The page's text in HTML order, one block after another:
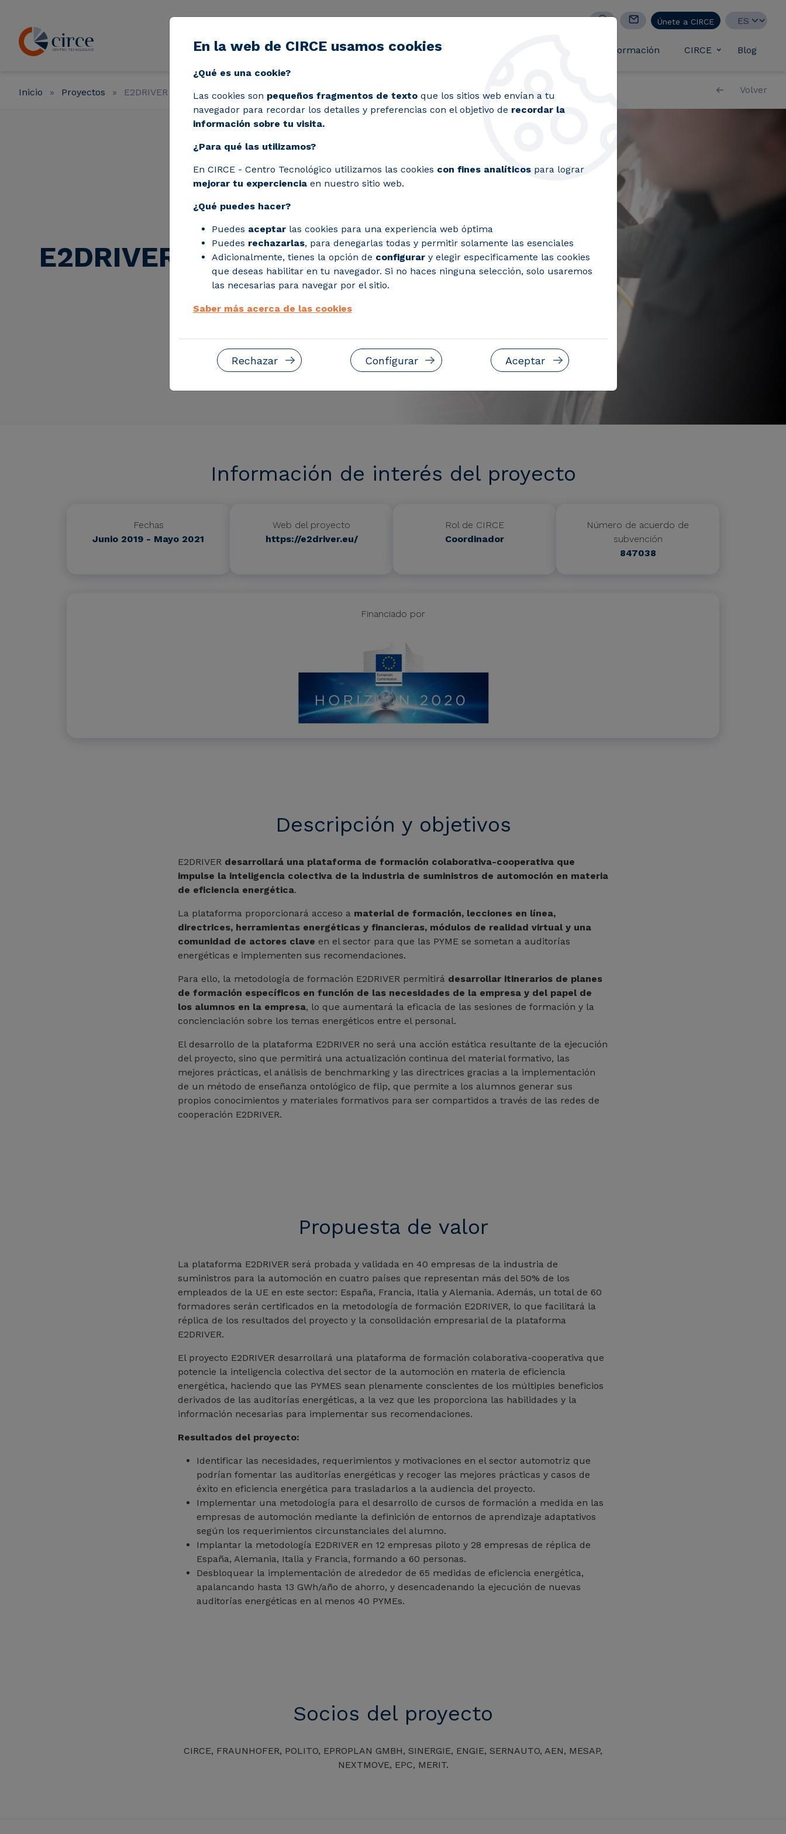
Únete a CIRCE Select your
Líneas de actividad Servicios Laboratorios Formación CIRCE
Toggle
Blog
Inicio Proyectos E2DRIVER Volver
E2DRIVER
Información de interés del proyecto
Fechas
Junio 2019 - Mayo 2021
Web del proyecto
https://e2driver.eu/
Rol de CIRCE
Coordinador
Número de acuerdo de
subvención
847038
Financiado por
Descripción y objetivos
E2DRIVER desarrollará una plataforma de formación colaborativa-cooperativa que
impulse la inteligencia colectiva de la industria de suministros de automoción en materia
de eficiencia energética.
La plataforma proporcionará acceso a material de formación, lecciones en línea,
directrices, herramientas energéticas y financieras, módulos de realidad virtual y una
comunidad de actores clave en el sector para que las PYME se sometan a auditorías
energéticas e implementen sus recomendaciones.
Para ello, la metodología de formación E2DRIVER permitirá desarrollar itinerarios de planes
de formación específicos en función de las necesidades de la empresa y del papel de
los alumnos en la empresa, lo que aumentará la eficacia de las sesiones de formación y la
concienciación sobre los temas energéticos entre el personal.
El desarrollo de la plataforma E2DRIVER no será una acción estática resultante de la ejecución
del proyecto, sino que permitirá una actualización continua del material formativo, las
mejores prácticas, el análisis de benchmarking y las directrices gracias a la implementación
de un método de enseñanza ontológico de flip, que permite a los alumnos generar sus
propios conocimientos y materiales formativos para ser compartidos a través de las redes de
cooperación E2DRIVER.
Propuesta de valor
La plataforma E2DRIVER será probada y validada en 40 empresas de la industria de
suministros para la automoción en cuatro países que representan más del 50% de los
empleados de la UE en este sector: España, Francia, Italia y Alemania. Además, un total de 60
formadores serán certificados en la metodología de formación E2DRIVER, lo que facilitará la
réplica de los resultados del proyecto y la consolidación empresarial de la plataforma
E2DRIVER.
El proyecto E2DRIVER desarrollará una plataforma de formación colaborativa-cooperativa que
potencie la inteligencia colectiva del sector de la automoción en materia de eficiencia
energética, haciendo que las PYMES sean plenamente conscientes de los múltiples beneficios
derivados de las auditorías energéticas, a la vez que les proporciona las habilidades y la
información necesarias para implementar sus recomendaciones.
Resultados del proyecto:
Identificar las necesidades, requerimientos y motivaciones en el sector automotriz que
podrían fomentar las auditorías energéticas y recoger las mejores prácticas y casos de
éxito en eficiencia energética para trasladarlos a la audiencia del proyecto.
Implementar una metodología para el desarrollo de cursos de formación a medida en las
empresas de automoción mediante la definición de entornos de aprendizaje adaptativos
según los requerimientos circunstanciales del alumno.
Implantar la metodología E2DRIVER en 12 empresas piloto y 28 empresas de réplica de
España, Alemania, Italia y Francia, formando a 60 personas.
Desbloquear la implementación de alrededor de 65 medidas de eficiencia energética,
apalancando hasta 13 GWh/año de ahorro, y desencadenando la ejecución de nuevas
auditorías energéticas en al menos 40 PYMEs.
Socios del proyecto
CIRCE, FRAUNHOFER, POLITO, EPROPLAN GMBH, SINERGIE, ENGIE, SERNAUTO, AEN, MESAP,
NEXTMOVE, EPC, MERIT.
En la web de CIRCE usamos cookies
¿Qué es una cookie?
Las cookies son pequeños fragmentos de textoque los sitios web envían a tu
navegador para recordar los detalles y preferencias con el objetivo de recordar la
información sobre tu visita.
¿Para qué las utilizamos?
En CIRCE - Centro Tecnológico utilizamos las cookies con fines analíticospara lograr
mejorar tu expercienciaen nuestro sitio web.
¿Qué puedes hacer?
Puedes aceptarlas cookies para una experiencia web óptima
Puedes rechazarlas, para denegarlas todas y permitir solamente las esenciales
Adicionalmente, tienes la opción de configurary elegir especificamente las cookies
que deseas habilitar en tu navegador. Si no haces ninguna selección, solo usaremos
las necesarias para navegar por el sitio.
Saber más acerca de las cookies
Rechazar Configurar Aceptar